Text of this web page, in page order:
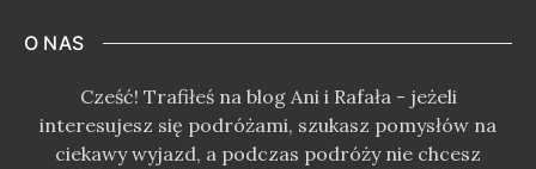
O NAS
Cześć! Trafiłeś na blog Ani i Rafała - jeżeli
interesujesz się podróżami, szukasz pomysłów na
ciekawy wyjazd, a podczas podróży nie chcesz